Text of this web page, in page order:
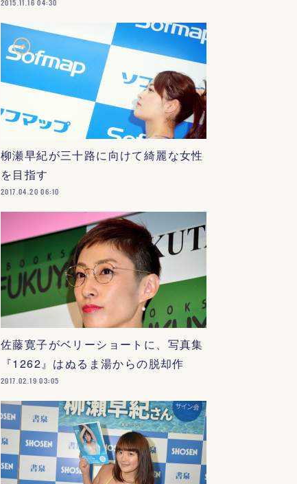
2015.11.16 04:30
柳瀬早紀が三十路に向けて綺麗な女性
を目指す
2017.04.20 06:10
佐藤寛子がベリーショートに、写真集
『1262』はぬるま湯からの脱却作
2017.02.19 03:05